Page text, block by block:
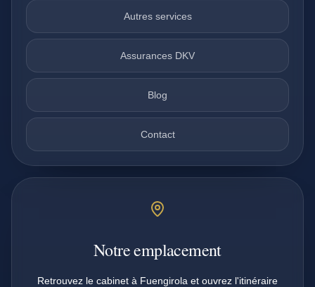
Autres services
Assurances DKV
Blog
Contact
Notre emplacement
Retrouvez le cabinet à Fuengirola et ouvrez l'itinéraire